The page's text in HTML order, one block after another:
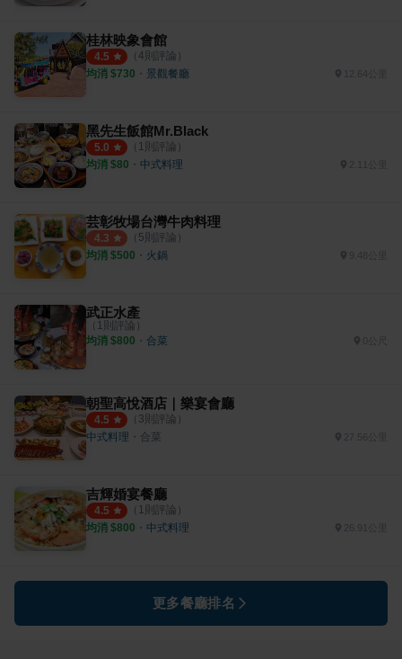
桂林映象會館
4.5 （ 4則評論）
均消 $730 ・ 景觀餐廳 12.64公里
黑先生飯館Mr.Black
5.0 （ 1 則評論）
均消 $80 ・ 中式料理
芸彰牧場台灣牛肉料理
4.3 （ 5則評論）
均消 $500 ・ 火鍋 9.48公里
武正水產
（ 1 則評論）
均消 $800 ・ 合菜
朝聖高悅酒店｜樂宴會廳
4.5 （ 3則評論）
中式料理 ・ 合菜 27.56公里
吉輝婚宴餐廳
4.5 （ 1 則評論）
均消 $800 ・ 中式料理
更多餐廳排名